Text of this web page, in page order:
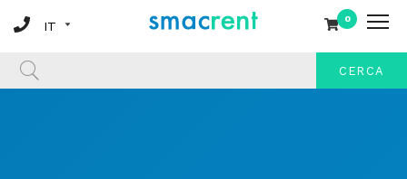
0
CERCA